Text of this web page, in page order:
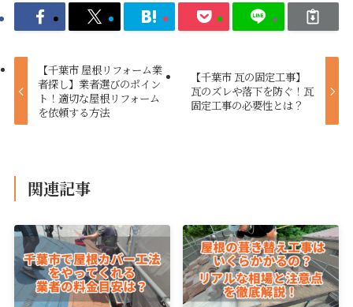
【千葉市 屋根リフォーム業
者探し】業者選びのポイン
ト！適切な屋根リフォーム
を依頼する方法
【千葉市 瓦の固定工事】
瓦のズレや落下を防ぐ！瓦
固定工事の必要性とは？
関連記事